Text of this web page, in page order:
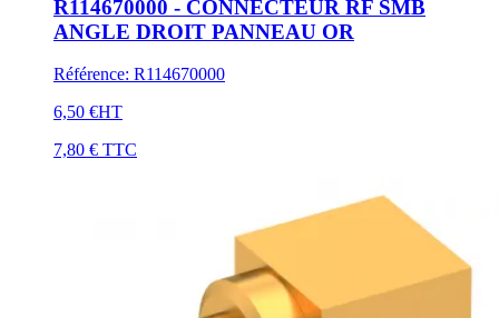
R114670000 - CONNECTEUR RF SMB
ANGLE DROIT PANNEAU OR
Référence: R114670000
6,50 €HT
7,80 € TTC